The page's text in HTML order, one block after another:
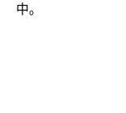
中。